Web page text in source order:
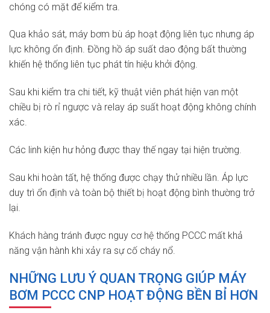
chóng có mặt để kiểm tra.
Qua khảo sát, máy bơm bù áp hoạt động liên tục nhưng áp
lực không ổn định. Đồng hồ áp suất dao động bất thường
khiến hệ thống liên tục phát tín hiệu khởi động.
Sau khi kiểm tra chi tiết, kỹ thuật viên phát hiện van một
chiều bị rò rỉ ngược và relay áp suất hoạt động không chính
xác.
Các linh kiện hư hỏng được thay thế ngay tại hiện trường.
Sau khi hoàn tất, hệ thống được chạy thử nhiều lần. Áp lực
duy trì ổn định và toàn bộ thiết bị hoạt động bình thường trở
lại.
Khách hàng tránh được nguy cơ hệ thống PCCC mất khả
năng vận hành khi xảy ra sự cố cháy nổ.
NHỮNG LƯU Ý QUAN TRỌNG GIÚP MÁY
BƠM PCCC CNP HOẠT ĐỘNG BỀN BỈ HƠN